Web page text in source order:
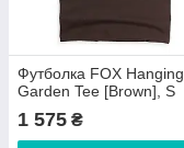
Футболка FOX Hanging
Garden Tee [Brown], S
1 575 ₴